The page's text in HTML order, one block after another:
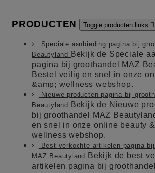
PRODUCTEN Toggle producten links 
Speciale aanbieding pagina bij
Beautyland
Bekijk de Speciale
pagina bij groothandel MAZ
Bestel veilig en snel in onze
&amp; wellness webshop.
Nieuwe producten pagina bij
Beautyland
Bekijk de Nieuwe
bij groothandel MAZ
en snel in onze online beauty
wellness webshop.
Best verkochte artikelen pagina bij
MAZ Beautyland
Bekijk de best
artikelen pagina bij